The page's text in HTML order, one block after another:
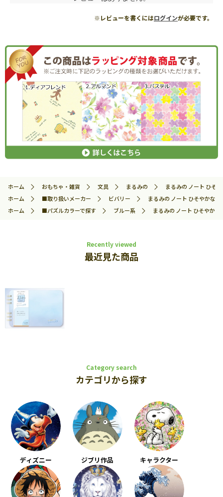
※レビューを書くにはログインが必要です。
ホーム おもちゃ・雑貨 文具 まるみの
まるみの ノート ひそ
ホーム
■取り扱いメーカー ビバリー
まるみの ノート ひそやかな
ホーム
■パズルカラーで探す ブルー系 まるみの ノート ひそやか
Recently viewed
最近見た商品
Category search
カテゴリから探す
ディズニー ジブリ作品 キャラクター